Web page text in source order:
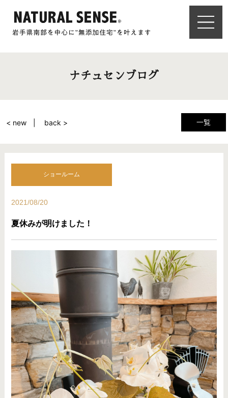
ナチュセンブログ
一覧
< new back >
ショールーム
2021/08/20
夏休みが明けました！